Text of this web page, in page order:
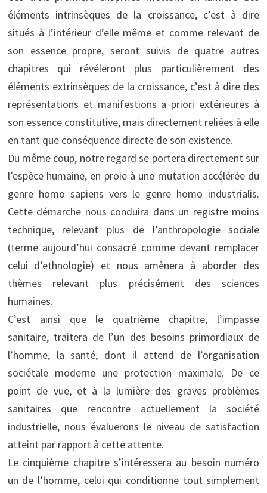
éléments intrinsèques de la croissance, c’est à dire
situés à l’intérieur d’elle même et comme relevant de
son essence propre, seront suivis de quatre autres
chapitres qui révéleront plus particulièrement des
éléments extrinsèques de la croissance, c’est à dire des
représentations et manifestions a priori extérieures à
son essence constitutive, mais directement reliées à elle
en tant que conséquence directe de son existence.
Du même coup, notre regard se portera directement sur
l’espèce humaine, en proie à une mutation accélérée du
genre homo sapiens vers le genre homo industrialis.
Cette démarche nous conduira dans un registre moins
technique, relevant plus de l’anthropologie sociale
(terme aujourd’hui consacré comme devant remplacer
celui d’ethnologie) et nous amènera à aborder des
thèmes relevant plus précisément des sciences
humaines.
C’est ainsi que le quatrième chapitre, l’impasse
sanitaire, traitera de l’un des besoins primordiaux de
l’homme, la santé, dont il attend de l’organisation
sociétale moderne une protection maximale. De ce
point de vue, et à la lumière des graves problèmes
sanitaires que rencontre actuellement la société
industrielle, nous évaluerons le niveau de satisfaction
atteint par rapport à cette attente.
Le cinquième chapitre s’intéressera au besoin numéro
un de l’homme, celui qui conditionne tout simplement